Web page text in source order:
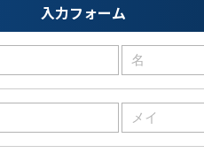
入力フォーム